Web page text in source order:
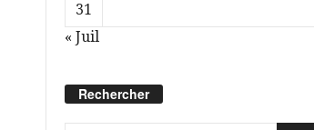
31
« Juil
Rechercher